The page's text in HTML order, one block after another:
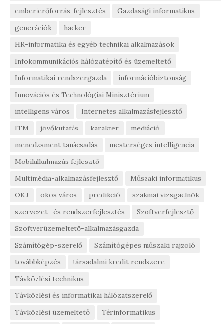
emberierőforrás-fejlesztés
Gazdasági informatikus
generációk
hacker
HR-informatika és egyéb technikai alkalmazások
Infokommunikációs hálózatépítő és üzemeltető
Informatikai rendszergazda
információbiztonság
Innovációs és Technológiai Minisztérium
intelligens város
Internetes alkalmazásfejlesztő
ITM
jövőkutatás karakter
mediáció
menedzsment tanácsadás
mesterséges intelligencia
Mobilalkalmazás fejlesztő
Multimédia-alkalmazásfejlesztő
Műszaki informatikus
OKJ
okos város predikció
szakmai vizsgaelnök
szervezet- és rendszerfejlesztés
Szoftverfejlesztő
Szoftverüzemeltető-alkalmazásgazda
Számítógép-szerelő
Számítógépes műszaki rajzoló
továbbképzés
társadalmi kredit rendszere
Távközlési technikus
Távközlési és informatikai hálózatszerelő
Távközlési üzemeltető
Térinformatikus